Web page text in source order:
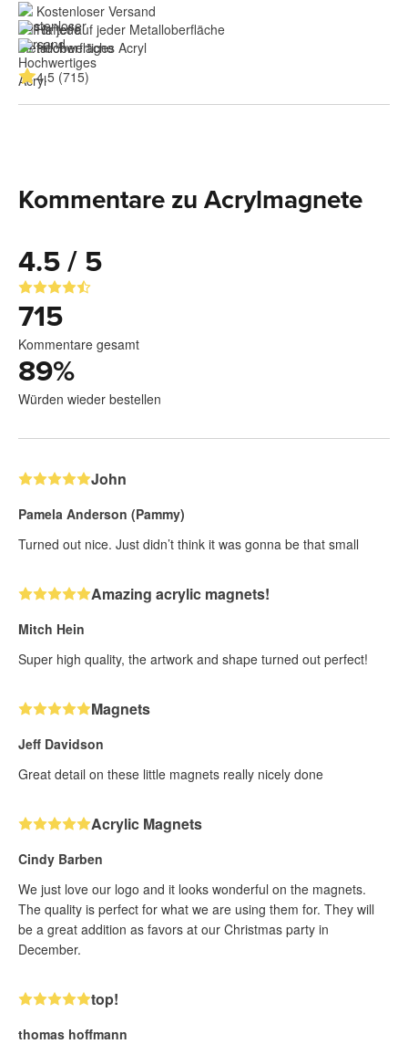
Kostenloser Versand
Haftet auf jeder Metalloberfläche
Hochwertiges Acryl
4.5 (715)
Kommentare zu Acrylmagnete
4.5 / 5
715
Kommentare gesamt
89%
Würden wieder bestellen
John
Pamela Anderson (Pammy)
Turned out nice. Just didn’t think it was gonna be that small
Amazing acrylic magnets!
Mitch Hein
Super high quality, the artwork and shape turned out perfect!
Magnets
Jeff Davidson
Great detail on these little magnets really nicely done
Acrylic Magnets
Cindy Barben
We just love our logo and it looks wonderful on the magnets.
The quality is perfect for what we are using them for. They will
be a great addition as favors at our Christmas party in
December.
top!
thomas hoffmann